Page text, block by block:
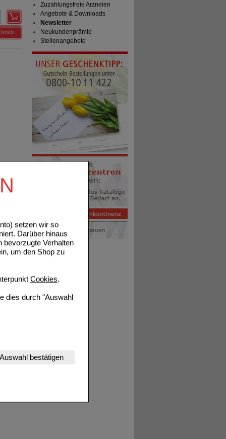
setzen wir so
Darüber hinaus
bevorzugte Verhalten
um den Shop zu
Cookies.
dies durch "Auswahl
Website
werden kann.
(z.B.
Website aber
Auswahl bestätigen
Details
Zuzahlungsfreie Arzneien
Angebote & Downloads
Newsletter
Neukundenprämie
Stellenangebote